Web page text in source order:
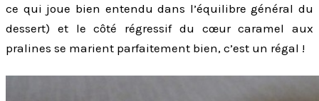
ce qui joue bien entendu dans l’équilibre général du
dessert) et le côté régressif du cœur caramel aux
pralines se marient parfaitement bien, c’est un régal !